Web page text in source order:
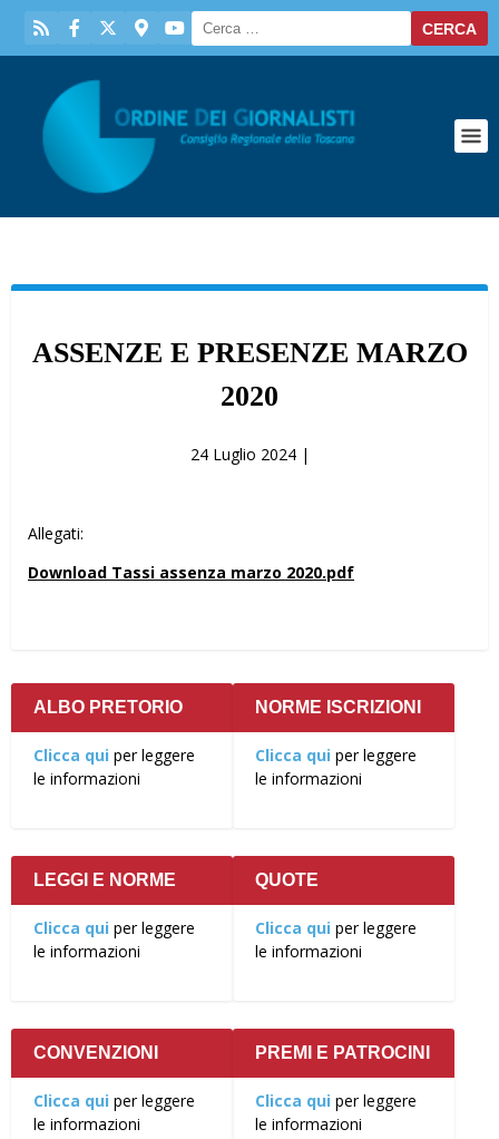
ASSENZE E PRESENZE MARZO
2020
24 Luglio 2024 |
Allegati:
Download Tassi assenza marzo 2020.pdf
ALBO PRETORIO
Clicca qui per leggere
le informazioni
NORME ISCRIZIONI
Clicca qui per leggere
le informazioni
LEGGI E NORME
Clicca qui per leggere
le informazioni
QUOTE
Clicca qui per leggere
le informazioni
CONVENZIONI
Clicca qui per leggere
le informazioni
PREMI E PATROCINI
Clicca qui per leggere
le informazioni